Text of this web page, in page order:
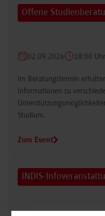
Offene
02.09.2026 18:00 Uhr
Im Beratungstermin
Informationen zu
Studium.
Zum Event
INDIS-